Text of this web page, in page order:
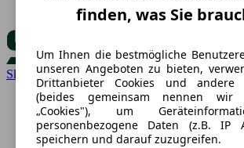
Skoda
finden, was Sie
Um Ihnen die bestmögliche
unseren Angeboten zu bieten,
Drittanbieter Cookies und andere
(beides gemeinsam nennen wir
„Cookies"), um
personenbezogene Daten (z.B. IP
speichern und darauf zuzugreifen.